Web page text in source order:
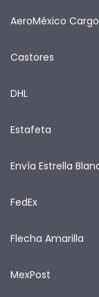
AeroMéxico Cargo
Castores
DHL
Estafeta
Envía Estrella
FedEx
Flecha Amarilla
MexPost